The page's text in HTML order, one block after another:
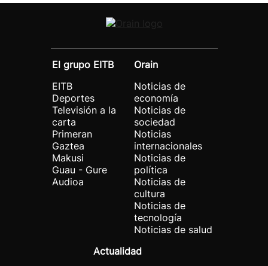
El grupo EITB
EITB
Deportes
Televisión a la
carta
Primeran
Gaztea
Makusi
Guau - Gure
Audioa
Orain
Noticias de
economía
Noticias de
sociedad
Noticias
internacionales
Noticias de
política
Noticias de
cultura
Noticias de
tecnología
Noticias de salud
Actualidad